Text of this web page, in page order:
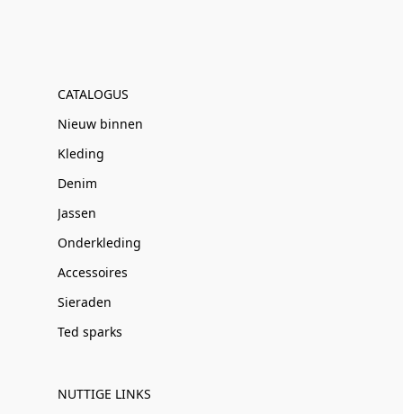
CATALOGUS
Nieuw binnen
Kleding
Denim
Jassen
Onderkleding
Accessoires
Sieraden
Ted sparks
NUTTIGE LINKS